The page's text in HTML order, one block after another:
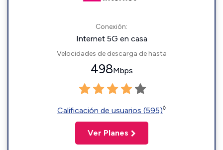
Conexión:
Internet 5G en casa
Velocidades de descarga de hasta
498Mbps
Calificación de usuarios (595)◊
Ver Planes